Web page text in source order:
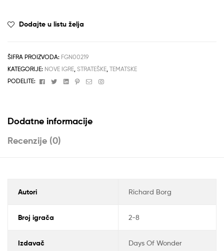
Dodajte u listu želja
ŠIFRA PROIZVODA: FGN00219
KATEGORIJE: NOVE IGRE, STRATEŠKE, TEMATSKE
PODELITE:
FacebookTwitterLinkedinPinterest
EmailInstagram
Dodatne informacije
Recenzije (0)
Autori Richard Borg
Broj igrača 2-8
Izdavač Days Of Wonder